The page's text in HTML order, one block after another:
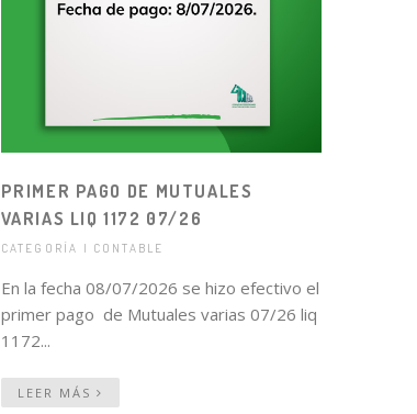
PRIMER PAGO DE MUTUALES
VARIAS LIQ 1172 07/26
CATEGORÍA | CONTABLE
En la fecha 08/07/2026 se hizo efectivo el
primer pago de Mutuales varias 07/26 liq
1172...
LEER MÁS